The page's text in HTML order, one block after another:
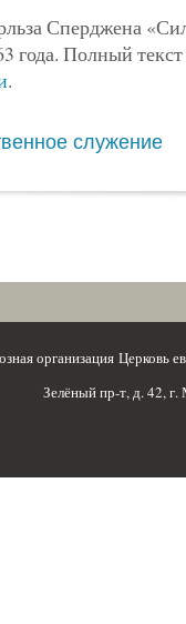
Сперджена
года. Полный
.
служение
организация
Зелёный пр-т, д. 42,